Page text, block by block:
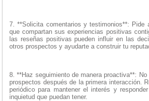
7. **Solicita comentarios y testimonios**: Pide
que compartan sus experiencias positivas
las reseñas positivas pueden influir en las
otros prospectos y ayudarte a construir tu
8. **Haz seguimiento de manera proactiva**:
prospectos después de la primera interacción.
periódico para mantener el interés y
inquietud que puedan tener.